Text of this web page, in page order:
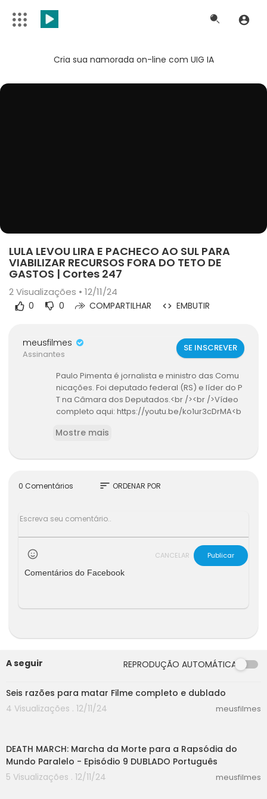
Cria sua namorada on-line com UIG IA
LULA LEVOU LIRA E PACHECO AO SUL PARA
VIABILIZAR RECURSOS FORA DO TETO DE
GASTOS | Cortes 247
2Visualizações • 12/11/24
0 0 COMPARTILHAR EMBUTIR
meusfilmes
Assinantes
SE INSCREVER
Paulo Pimenta é jornalista e ministro das Comu
nicações. Foi deputado federal (RS) e líder do P
T na Câmara dos Deputados.<br /><br />Vídeo
completo aqui: https://youtu.be/ko1ur3cDrMA<b
47 emhttps://brasil247.com/apoio
><br />• Siga o canal do Brasil 247 no WhatsApp:
38COKOxDbM1M<br /><br />Este é o único canal
Mostre mais
0 Comentários sort ORDENAR POR
CANCELAR
Publicar
Comentários do Facebook
A seguir REPRODUÇÃO AUTOMÁTICA
25:40
Seis razões para matar Filme completo e dublado
4 Visualizações . 12/11/24
meusfilmes
DEATH MARCH: Marcha da Morte para a Rapsódia do
Mundo Paralelo - Episódio 9 DUBLADO Português
5 Visualizações . 12/11/24
meusfilmes